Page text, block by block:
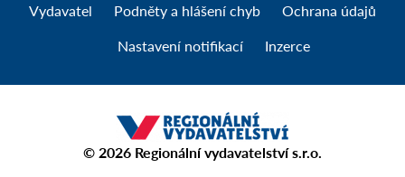
Vydavatel Podněty a hlášení chyb Ochrana údajů
Nastavení notifikací Inzerce
© 2026 Regionální vydavatelství s.r.o.